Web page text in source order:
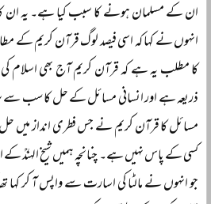
ان کے مسلمان ہونے کا سبب کیا ہے۔ یہ ان
انہوں نے کہا کہ اسی فیصد لوگ قرآن کریم کے
کا مطلب یہ ہے کہ قرآن کریم آج بھی اسلام
ذریعہ ہے اور انسانی مسائل کے حل کا سب سے
مسائل کا قرآن کریم نے جس فطری انداز میں حل
کسی کے پاس نہیں ہے۔ چنانچہ ہمیں شیخ الہندؒ
جو انہوں نے مالٹا کی اسارت سے واپس آ کر کہا